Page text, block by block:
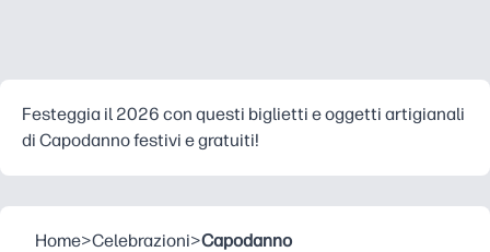
Festeggia il 2026 con questi biglietti e oggetti artigianali
di Capodanno festivi e gratuiti!
Home>Celebrazioni>Capodanno